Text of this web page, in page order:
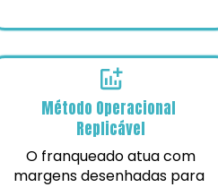
Método Operacional
Replicável
margens desenhadas para